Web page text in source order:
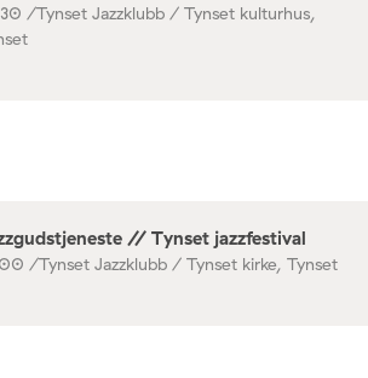
/Tynset Jazzklubb / Tynset kulturhus,
// Tynset jazzfestival
/Tynset Jazzklubb / Tynset kirke, Tynset